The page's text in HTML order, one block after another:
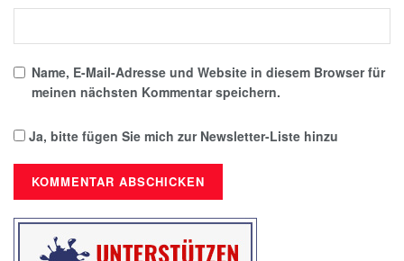
Name, E-Mail-Adresse und Website in diesem Browser für
meinen nächsten Kommentar speichern.
Ja, bitte fügen Sie mich zur Newsletter-Liste hinzu